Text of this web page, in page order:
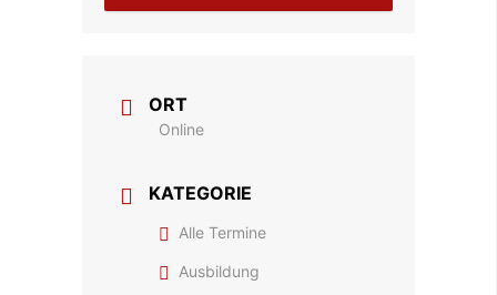
ORT
Online
KATEGORIE
Alle Termine
Ausbildung